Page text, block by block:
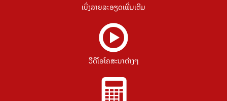
ເບິ່ງລາຍລະອຽດເພີ່ມເຕີມ
ວີດີໂອໂຄສະນາຕ່າງໆ